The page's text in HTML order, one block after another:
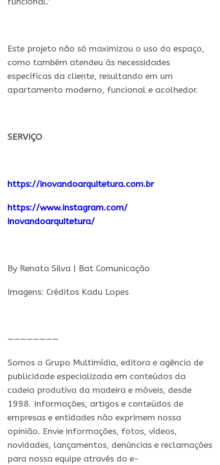
Este projeto não só maximizou o uso do espaço,
como também atendeu às necessidades
específicas da cliente, resultando em um
apartamento moderno, funcional e acolhedor.
SERVIÇO
https://inovandoarquitetura.com.br
https://www.instagram.com/
inovandoarquitetura/
By Renata Silva | Bat Comunicação
Imagens: Créditos Kadu Lopes
————————
Somos o Grupo Multimídia, editora e agência de
publicidade especializada em conteúdos da
cadeia produtiva da madeira e móveis, desde
1998. Informações, artigos e conteúdos de
empresas e entidades não exprimem nossa
opinião. Envie informações, fotos, vídeos,
novidades, lançamentos, denúncias e reclamações
para nossa equipe através do e-